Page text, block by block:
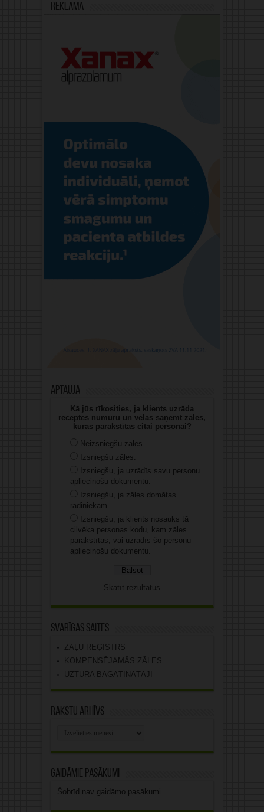
Reklāma
Aptauja
Kā jūs rīkosities, ja klients uzrāda
receptes numuru un vēlas saņemt zāles,
kuras parakstītas citai personai?
Neizsniegšu zāles.
Izsniegšu zāles.
Izsniegšu, ja uzrādīs savu personu
apliecinošu dokumentu.
Izsniegšu, ja zāles domātas
radiniekam.
Izsniegšu, ja klients nosauks tā
cilvēka personas kodu, kam zāles
parakstītas, vai uzrādīs šo personu
apliecinošu dokumentu.
Skatīt rezultātus
Svarīgas saites
ZĀĻU REĢISTRS
KOMPENSĒJAMĀS ZĀLES
UZTURA BAGĀTINĀTĀJI
Rakstu arhīvs
Gaidāmie pasākumi
Šobrīd nav gaidāmo pasākumi.